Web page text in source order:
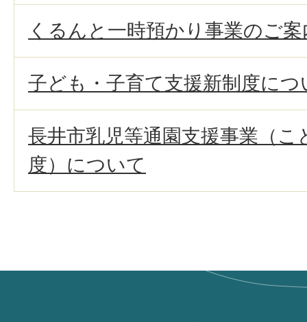
くるんと一時預かり事業のご案
子ども・子育て支援新制度につ
長井市乳児等通園支援事業（こ
度）について